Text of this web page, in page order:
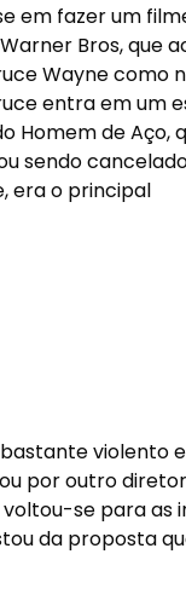
em fazer um
Bros, que
Wayne como
entra em um
Homem de Aço,
sendo
era o principal
violento
por outro
se para as
da proposta